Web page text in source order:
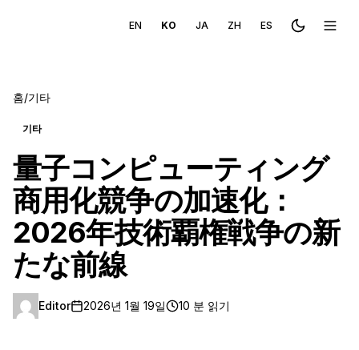
EN KO JA ZH ES Toggle메뉴
홈/기타
기타
量子コンピューティング
商用化競争の加速化：
2026年技術覇権戦争の新
たな前線
Editor 2026년 1월 19일 10 분 읽기